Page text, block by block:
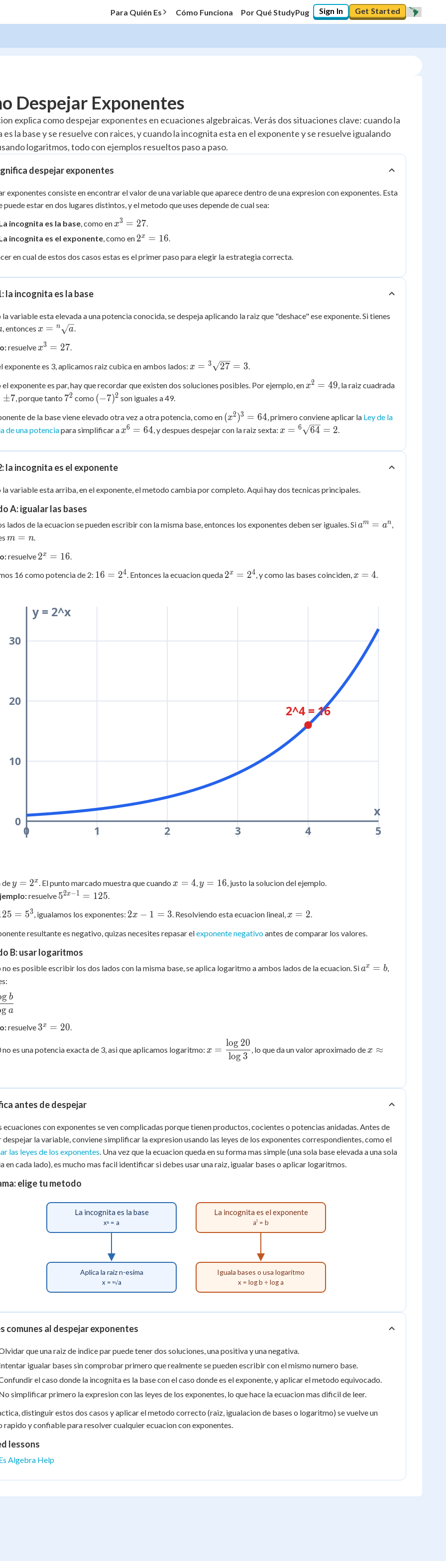
Para Quién Es Cómo Funciona Por Qué StudyPug Sign In Get Started
10%
Reviewed
Points
Despejar Exponentes
explica como despejar exponentes en ecuaciones algebraicas. Verás dos situaciones clave: cuando la
la base y se resuelve con raices, y cuando la incognita esta en el exponente y se resuelve igualando
logaritmos, todo con ejemplos resueltos paso a paso.
despejar exponentes
exponentes consiste en encontrar el valor de una variable que aparece dentro de una expresion con exponentes. Esta
puede estar en dos lugares distintos, y el metodo que uses depende de cual sea:
incognita es la base, como en x^3
x3 = 27.
incognita es el exponente, como en 2^x
16
2x = 16.
en cual de estos dos casos estas es el primer paso para elegir la estrategia correcta.
la incognita es la base
la variable esta elevada a una potencia conocida, se despeja aplicando la raiz que "deshace" ese exponente. Si tienes
, entonces x =
{^n}\sqrt{a}
x = n a.
resuelve x^3
27
x3 = 27.
exponente es 3, aplicamos raiz cubica en ambos lados: x =
= 3
x = 3 27 = 3.
el exponente es par, hay que recordar que existen dos soluciones posibles. Por ejemplo, en x^2
x2 = 49, la raiz cuadrada
±7, porque tanto 7^2
72 como (-7)^2
(−7)2 son iguales a 49.
de la base viene elevado otra vez a otra potencia, como en (x^2)^3
= 64
(x2)3 = 64, primero conviene aplicar la Ley de la
de una potenciapara simplificar a x^6
64
x6 = 64, y despues despejar con la raiz sexta: x =
= 2
x = 6 64 = 2.
la incognita es el exponente
la variable esta arriba, en el exponente, el metodo cambia por completo. Aqui hay dos tecnicas principales.
A: igualar las bases
lados de la ecuacion se pueden escribir con la misma base, entonces los exponentes deben ser iguales. Sia^m
am = an,
m
n
m = n.
resuelve 2^x
16
2x = 16.
16 como potencia de 2: 16
16 = 24. Entonces la ecuacion queda 2^x
2x = 24, y como las bases coinciden, x
x = 4.
0 1 2 3 4 5
0
10
20
30
x
y = 2^x
2^4 = 16
dey =
2^x
y = 2x . El punto marcado muestra que cuando x
x = 4 ,y
y = 16 , justo la solucion del ejemplo.
resuelve 5^{2x-
125
52x−1 = 125
= 53 , igualamos los exponentes: 2x
1
2x − 1 = 3 . Resolviendo esta ecuacion lineal, x
2
x = 2
resultante es negativo, quizas necesites repasar elexponente negativoantes de comparar los valores.
B: usar logaritmos
no es posible escribir los dos lados con la misma base, se aplica logaritmo a ambos lados de la ecuacion. Sia^x
ax = b,
g a
g b
resuelve 3^x
20
3x = 20
no es una potencia exacta de 3, asi que aplicamos logaritmo:
\dfrac{\log
x =
log 3
log 20
, lo que da un valor aproximado de
\approx
x ≈
antes de despejar
ecuaciones con exponentes se ven complicadas porque tienen productos, cocientes o potencias anidadas. Antes de
despejar la variable, conviene simplificar la expresion usando las leyes de los exponentes correspondientes, como el
las leyes de los exponentes . Una vez que la ecuacion queda en su forma mas simple (una sola base elevada a una sola
en cada lado), es mucho mas facil identificar si debes usar una raiz, igualar bases o aplicar logaritmos.
elige tu metodo
La incognita es la base
xⁿ = a
La incognita es el exponente
a⁾ = b
Aplica la raiz n-esima
x = ⁿ√a
Iguala bases o usa logaritmo
x = log b ÷ log a
comunes al despejar exponentes
que una raiz de indice par puede tener dos soluciones, una positiva y una negativa.
igualar bases sin comprobar primero que realmente se pueden escribir con el mismo numero base.
el caso donde la incognita es la base con el caso donde es el exponente, y aplicar el metodo equivocado.
simplificar primero la expresion con las leyes de los exponentes, lo que hace la ecuacion mas dificil de leer.
distinguir estos dos casos y aplicar el metodo correcto (raiz, igualacion de bases o logaritmo) se vuelve un
rapido y confiable para resolver cualquier ecuacion con exponentes.
lessons
Algebra Help